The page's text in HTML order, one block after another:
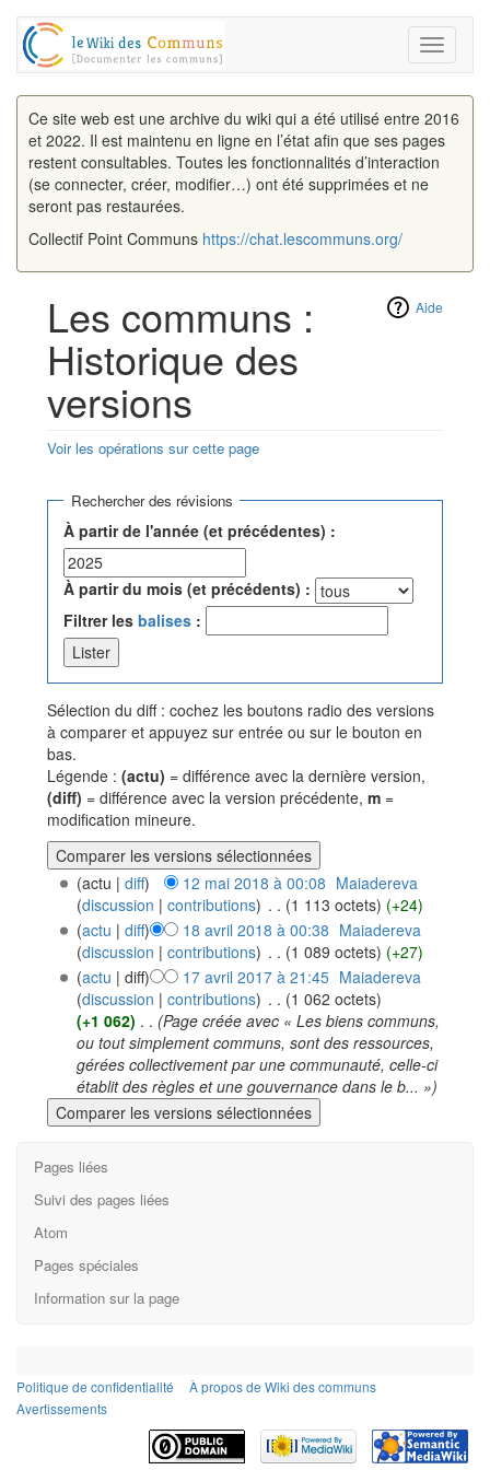
Toggle
Ce site web est une archive du wiki qui a été utilisé entre 2016
et 2022. Il est maintenu en ligne en l’état afin que ses pages
restent consultables. Toutes les fonctionnalités d’interaction
(se connecter, créer, modifier…) ont été supprimées et ne
seront pas restaurées.
Collectif Point Communs https://chat.lescommuns.org/
Aide
Les communs :
Historique des
versions
Voir les opérations sur cette page
Rechercher des révisions
À partir de l'année (et précédentes) :
À partir du mois (et précédents) :
Filtrer les balises :
Sélection du diff : cochez les boutons radio des versions
à comparer et appuyez sur entrée ou sur le bouton en
bas.
Légende : (actu) = différence avec la dernière version,
(diff) = différence avec la version précédente, m =
modification mineure.
(actu | diff) 12 mai 2018 à 00:08 Maiadereva
(discussion | contributions) . . (1 113 octets) (+24)
(actu | diff) 18 avril 2018 à 00:38 Maiadereva
(discussion | contributions) . . (1 089 octets) (+27)
(actu | diff) 17 avril 2017 à 21:45‎ Maiadereva
(discussion | contributions) . . (1 062 octets)
(+1 062) . . (Page créée avec « Les biens communs,
ou tout simplement communs, sont des ressources,
gérées collectivement par une communauté, celle-ci
établit des règles et une gouvernance dans le b... »)
Pages liées
Suivi des pages liées
Atom
Pages spéciales
Information sur la page
Politique de confidentialité
À propos de Wiki des communs
Avertissements